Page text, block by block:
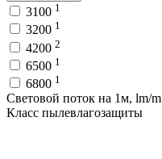
3100 1
3200 1
4200 2
6500 1
6800 1
Световой поток на 1м, lm/m
Класс пылевлагозащиты